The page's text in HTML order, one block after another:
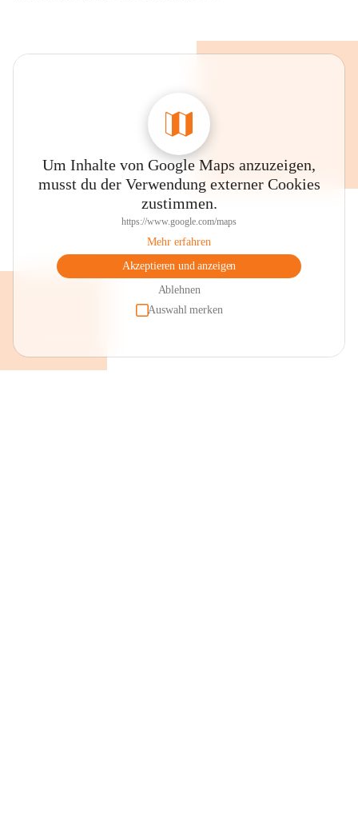
Um Inhalte von Google Maps anzuzeigen,
musst du der Verwendung externer Cookies
zustimmen.
https://www.google.com/maps
Mehr erfahren
Akzeptieren und anzeigen
Ablehnen
Auswahl merken